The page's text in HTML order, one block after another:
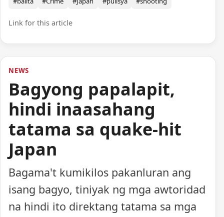
Link for this article
NEWS
Bagyong papalapit,
hindi inaasahang
tatama sa quake-hit
Japan
Bagama't kumikilos pakanluran ang
isang bagyo, tiniyak ng mga awtoridad
na hindi ito direktang tatama sa mga